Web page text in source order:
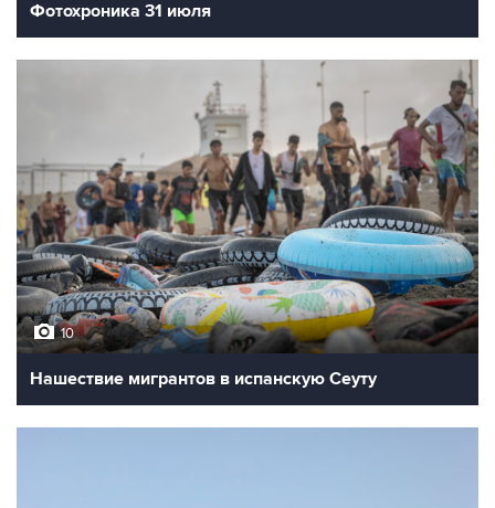
Фотохроника 31 июля
10
Нашествие мигрантов в испанскую Сеуту